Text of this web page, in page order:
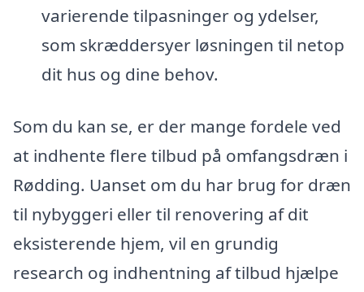
varierende tilpasninger og ydelser,
som skræddersyer løsningen til netop
dit hus og dine behov.
Som du kan se, er der mange fordele ved
at indhente flere tilbud på omfangsdræn i
Rødding. Uanset om du har brug for dræn
til nybyggeri eller til renovering af dit
eksisterende hjem, vil en grundig
research og indhentning af tilbud hjælpe